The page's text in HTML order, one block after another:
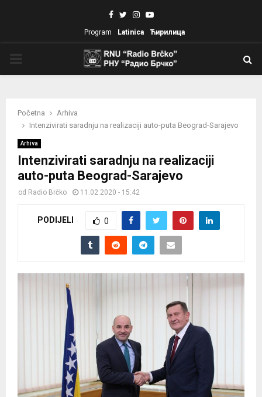
Facebook
TwitterInstagram
Youtube
Program Latinica Ћирилица
Početna
Arhiva
Intenzivirati saradnju na realizaciji auto-puta Beograd-Sarajevo
Arhiva
Intenzivirati saradnju na realizaciji
auto-puta Beograd-Sarajevo
od Radio Brčko 11.02.2020 - 15:42
PODIJELI 0